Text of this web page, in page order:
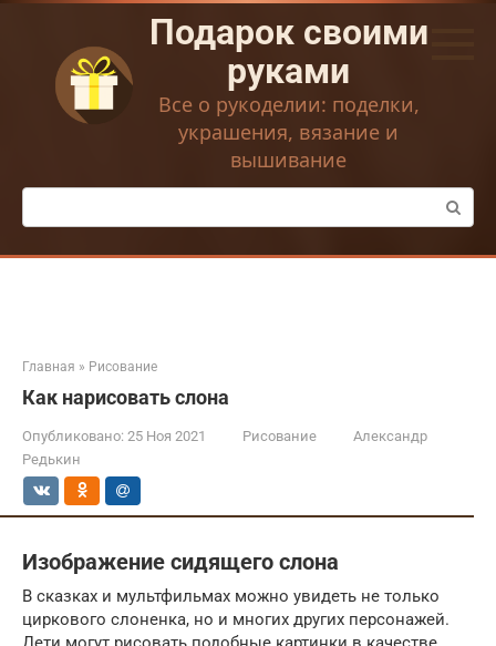
Перейти
контенту
Подарок своими
руками
Все о рукоделии: поделки,
украшения, вязание и
вышивание
Поиск:
Главная » Рисование
Как нарисовать слона
Опубликовано: 25 Ноя 2021 Рисование
Александр
Редькин
Изображение сидящего слона
В сказках и мультфильмах можно увидеть не только
циркового слоненка, но и многих других персонажей.